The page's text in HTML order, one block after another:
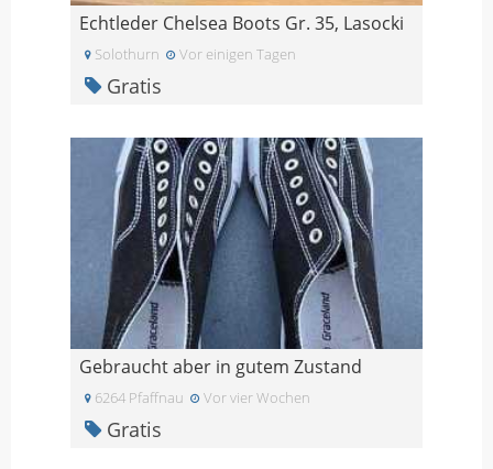
Echtleder Chelsea Boots Gr. 35, Lasocki
Solothurn Vor einigen Tagen
Gratis
Gebraucht aber in gutem Zustand
6264 Pfaffnau Vor vier Wochen
Gratis